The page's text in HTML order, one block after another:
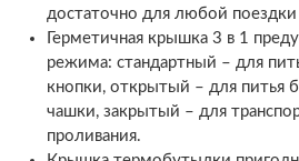
достаточно для любой поездки
Герметичная крышка 3 в 1
режима: стандартный – для
кнопки, открытый – для питья
чашки, закрытый – для
проливания.